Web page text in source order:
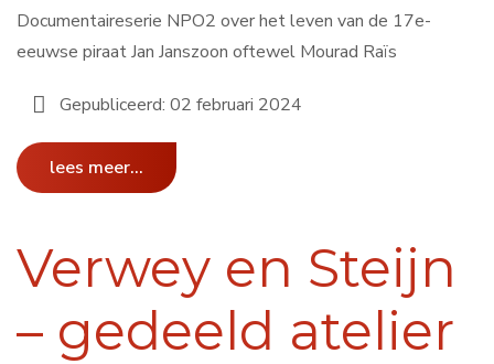
Documentaireserie NPO2 over het leven van de 17e-
eeuwse piraat Jan Janszoon oftewel Mourad Raïs
Gepubliceerd: 02 februari 2024
lees meer...
Verwey en Steijn
– gedeeld atelier